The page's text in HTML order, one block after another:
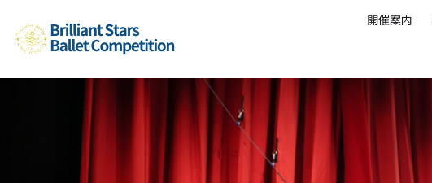
開催案内